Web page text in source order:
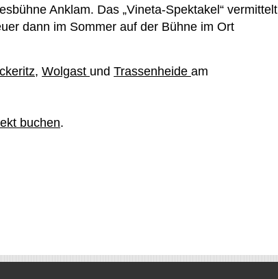
Anklam. Das „Vineta-Spektakel“ vermittelt
dann im Sommer auf der Bühne im Ort
, Wolgast und Trassenheide am
buchen.